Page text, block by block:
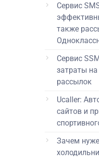
Сервис
также
Сервис
затраты
рассылок
Ucaller:
сайтов и
Зачем